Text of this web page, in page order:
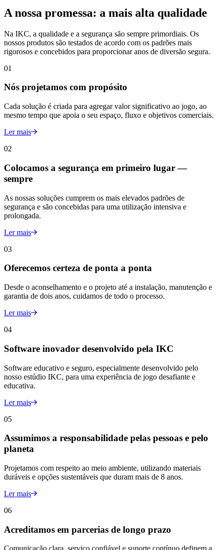
A nossa promessa: a mais alta qualidade
Na IKC, a qualidade e a segurança são sempre primordiais. Os
nossos produtos são testados de acordo com os padrões mais
rigorosos e concebidos para proporcionar anos de diversão segura.
01
Nós projetamos com propósito
Cada solução é criada para agregar valor significativo ao jogo, ao
mesmo tempo que apoia o seu espaço, fluxo e objetivos comerciais.
Ler mais
02
Colocamos a segurança em primeiro lugar —
sempre
As nossas soluções cumprem os mais elevados padrões de
segurança e são concebidas para uma utilização intensiva e
prolongada.
Ler mais
03
Oferecemos certeza de ponta a ponta
Desde o aconselhamento e o projeto até a instalação, manutenção e
garantia de dois anos, cuidamos de todo o processo.
Ler mais
04
Software inovador desenvolvido pela IKC
Software educativo e seguro, especialmente desenvolvido pelo
nosso estúdio IKC, para uma experiência de jogo desafiante e
educativa.
Ler mais
05
Assumimos a responsabilidade pelas pessoas e pelo
planeta
Projetamos com respeito ao meio ambiente, utilizando materiais
duráveis e opções sustentáveis que duram mais de 8 anos.
Ler mais
06
Acreditamos em parcerias de longo prazo